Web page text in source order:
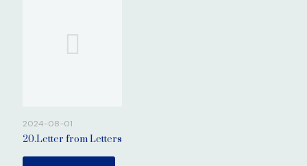
2024-08-01
20.Letter from Letters